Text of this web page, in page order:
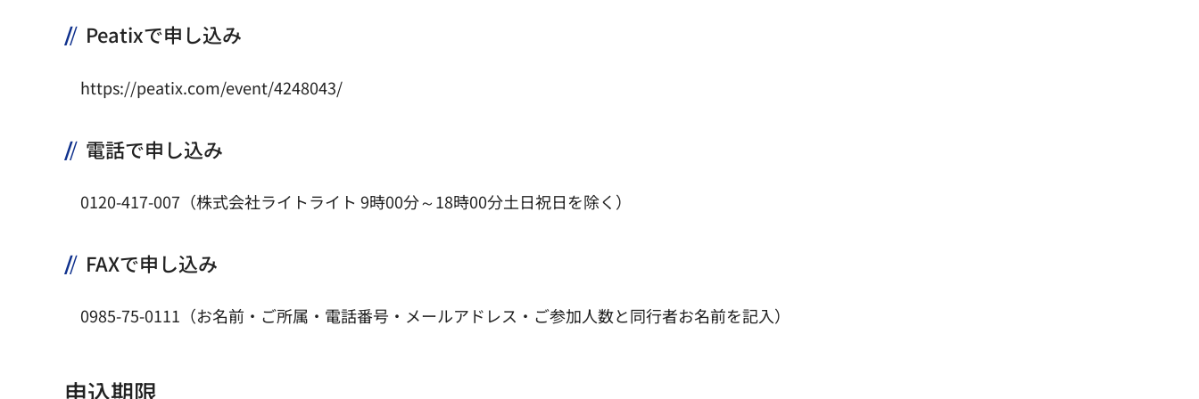
Peatixで申し込み
https://peatix.com/event/4248043/
電話で申し込み
0120-417-007（株式会社ライトライト 9時00分～18時00分土日祝日を除く）
FAXで申し込み
0985-75-0111（お名前・ご所属・電話番号・メールアドレス・ご参加人数と同行者お名前を記入）
申込期限